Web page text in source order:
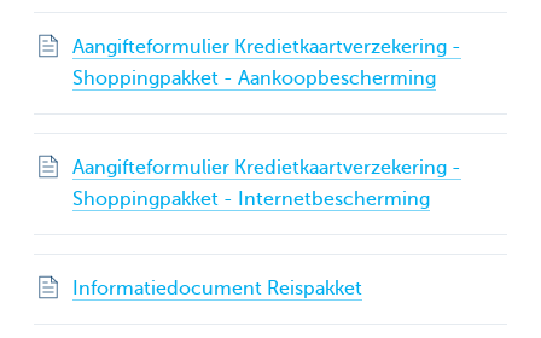
Aangifteformulier Kredietkaartverzekering -
Shoppingpakket - Aankoopbescherming
Aangifteformulier Kredietkaartverzekering -
Shoppingpakket - Internetbescherming
Informatiedocument Reispakket